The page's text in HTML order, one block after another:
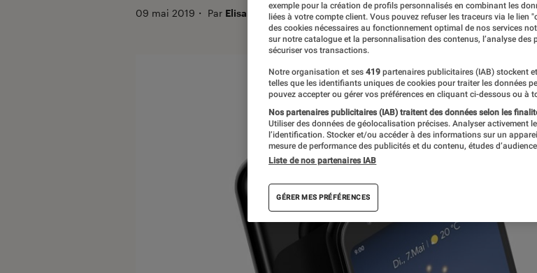
09 mai 2019 ・ Par Elisa
exemple pour la création de profils personnalisés en combinant les
liées à votre compte client. Vous pouvez refuser les traceurs via le lien
des cookies nécessaires au fonctionnement optimal de nos services
sur notre catalogue et la personnalisation des contenus, l’analyse des
sécuriser vos transactions.
Notre organisation et ses 419 partenaires publicitaires (IAB) stockent
telles que les identifiants uniques de cookies pour traiter les données
pouvez accepter ou gérer vos préférences en cliquant ci-dessous ou à
Nos partenaires publicitaires (IAB) traitent des données selon les
Utiliser des données de géolocalisation précises. Analyser activement
l’identification. Stocker et/ou accéder à des informations sur un
mesure de performance des publicités et du contenu, études
Liste de nos partenaires IAB
GÉRER MES PRÉFÉRENCES